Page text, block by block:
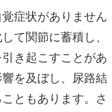
症状がありません
て関節に蓄積し、
き起こすことがあ
を及ぼし、尿路結
ともあります。さ